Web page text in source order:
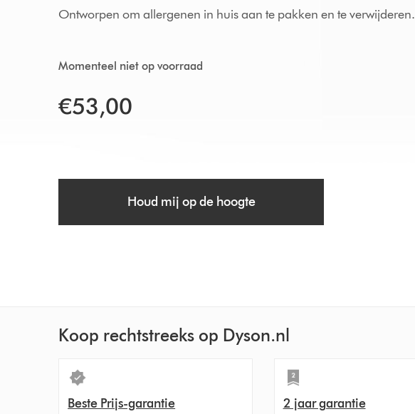
Ontworpen om allergenen in huis aan te pakken en te verwijderen.
Momenteel niet op voorraad
€53,00
Houd mij op de hoogte
Koop rechtstreeks op Dyson.nl
Beste Prijs-garantie 2 jaar garantie